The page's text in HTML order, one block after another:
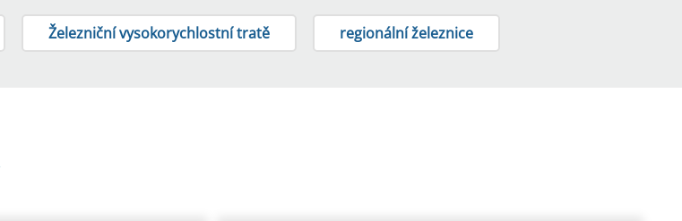
Železniční vysokorychlostní tratě regionální železnice